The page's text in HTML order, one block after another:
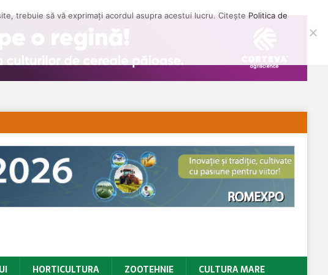
HORTICULTURA ZOOTEHNIE
CULTURA MARE
trebuie să vă exprimați acordul asupra acestui lucru. Citește Politica de